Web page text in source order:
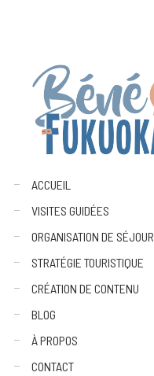
ACCUEIL
VISITES GUIDÉES
ORGANISATION DE SÉJOUR
STRATÉGIE TOURISTIQUE
CRÉATION DE CONTENU
BLOG
À PROPOS
CONTACT